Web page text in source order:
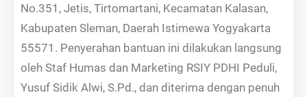
No.351, Jetis, Tirtomartani, Kecamatan Kalasan,
Kabupaten Sleman, Daerah Istimewa Yogyakarta
55571. Penyerahan bantuan ini dilakukan langsung
oleh Staf Humas dan Marketing RSIY PDHI Peduli,
Yusuf Sidik Alwi, S.Pd., dan diterima dengan penuh